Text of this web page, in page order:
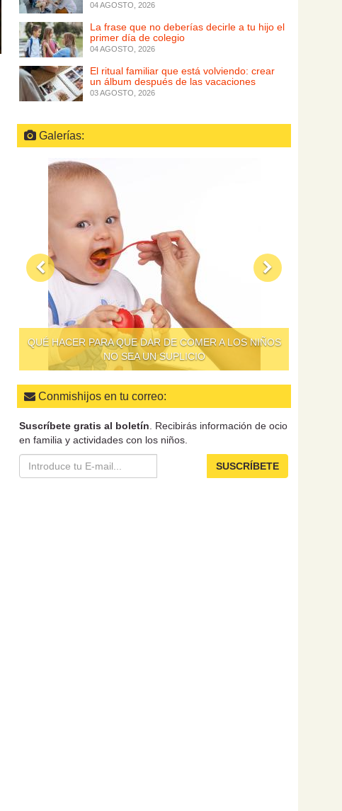
04 AGOSTO, 2026
La frase que no deberías decirle a tu hijo el
primer día de colegio
04 AGOSTO, 2026
El ritual familiar que está volviendo: crear
un álbum después de las vacaciones
03 AGOSTO, 2026
Galerías:
QUÉ HACER PARA QUE DAR DE COMER A LOS NIÑOS
NO SEA UN SUPLICIO
Conmishijos en tu correo:
Suscríbete gratis al boletín . Recibirás información de ocio
en familia y actividades con los niños.
SUSCRÍBETE